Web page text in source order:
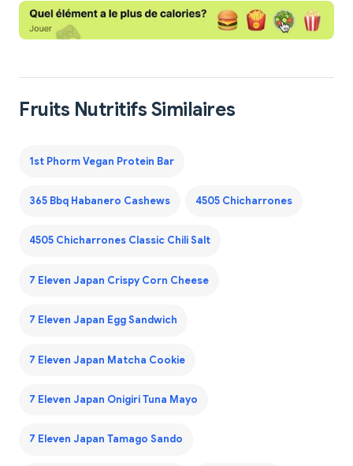
Fruits Nutritifs Similaires
1st Phorm Vegan Protein Bar
365 Bbq Habanero Cashews 4505 Chicharrones
4505 Chicharrones Classic Chili Salt
7 Eleven Japan Crispy Corn Cheese
7 Eleven Japan Egg Sandwich
7 Eleven Japan Matcha Cookie
7 Eleven Japan Onigiri Tuna Mayo
7 Eleven Japan Tamago Sando